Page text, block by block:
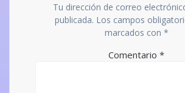
Tu dirección de correo
publicada. Los campos
marcados con *
Comentario *